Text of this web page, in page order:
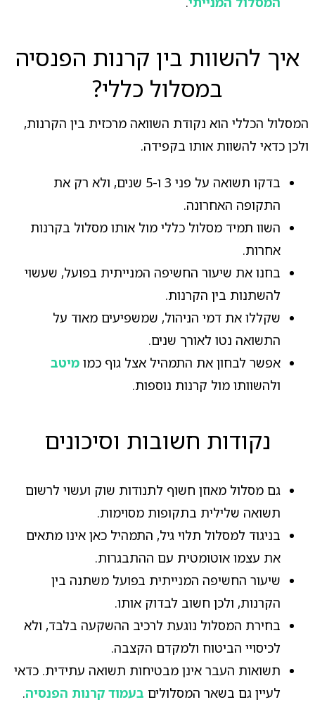
איך להשוות בין קרנות הפנסיה
במסלול כללי?
המסלול הכללי הוא נקודת השוואה מרכזית בין הקרנות,
ולכן כדאי להשוות אותו בקפידה.
בדקו תשואה על פני 3 ו-5 שנים, ולא רק את
התקופה האחרונה.
השוו תמיד מסלול כללי מול אותו מסלול בקרנות
אחרות.
בחנו את שיעור החשיפה המנייתית בפועל, שעשוי
להשתנות בין הקרנות.
שקללו את דמי הניהול, שמשפיעים מאוד על
התשואה נטו לאורך שנים.
אפשר לבחון את התמהיל אצל גוף כמו מיטב
ולהשוותו מול קרנות נוספות.
נקודות חשובות וסיכונים
גם מסלול מאוזן חשוף לתנודות שוק ועשוי לרשום
תשואה שלילית בתקופות מסוימות.
בניגוד למסלול תלוי גיל, התמהיל כאן אינו מתאים
את עצמו אוטומטית עם ההתבגרות.
שיעור החשיפה המנייתית בפועל משתנה בין
הקרנות, ולכן חשוב לבדוק אותו.
בחירת המסלול נוגעת לרכיב ההשקעה בלבד, ולא
לכיסויי הביטוח ולמקדם הקצבה.
תשואות העבר אינן מבטיחות תשואה עתידית. כדאי
לעיין גם בשאר המסלולים בעמוד קרנות הפנסיה.